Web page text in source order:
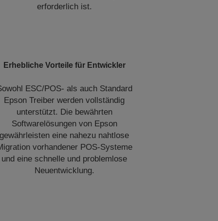
erforderlich ist.
Erhebliche Vorteile für Entwickler
ESC/POS- als auch Standard
Epson Treiber werden vollständig
unterstützt. Die bewährten
Softwarelösungen von Epson
gewährleisten eine nahezu nahtlose
vorhandener POS-Systeme
und eine schnelle und problemlose
Neuentwicklung.